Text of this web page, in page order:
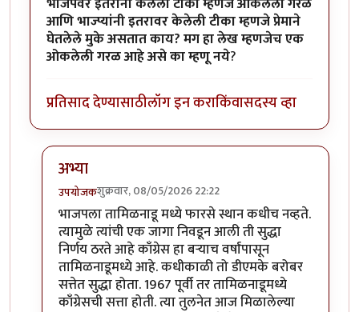
आणि भाज्प्यांनी इतरावर केलेली टीका म्हणजे प्रेमाने
घेतलेले मुके असतात काय? मग हा लेख म्हणजेच एक
ओकलेली गरळ आहे असे का म्हणू नये?
प्रतिसाद देण्यासाठीलॉग इन कराकिंवासदस्य व्हा
अभ्या
उपयोजकशुक्रवार, 08/05/2026 22:22
In reply toएकच नंबरbyअभ्या..
भाजपला तामिळनाडू मध्ये फारसे स्थान कधीच नव्हते.
त्यामुळे त्यांची एक जागा निवडून आली ती सुद्धा
निर्णय ठरते आहे काँग्रेस हा बऱ्याच वर्षांपासून
तामिळनाडूमध्ये आहे. कधीकाळी तो डीएमके बरोबर
सत्तेत सुद्धा होता. 1967 पूर्वी तर तामिळनाडूमध्ये
काँग्रेसची सत्ता होती. त्या तुलनेत आज मिळालेल्या